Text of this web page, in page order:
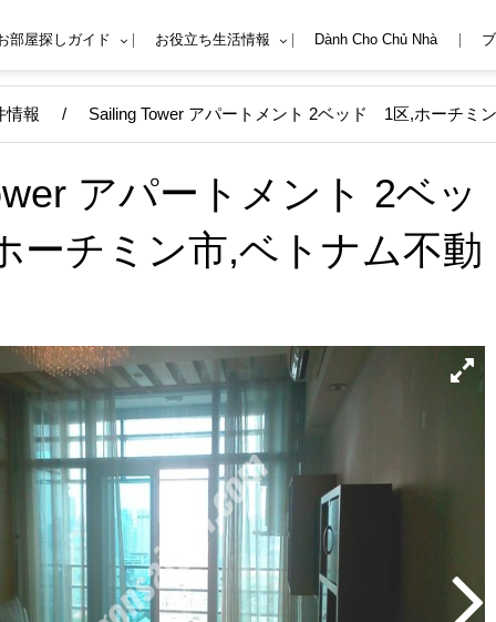
部屋探しガイド お役立ち生活情報 Dành Cho Chủ Nhà
情報 / Sailing Tower アパートメント 2ベッド 1区,ホーチミ
アパートメント 2ベッ
チミン市,ベトナム不動